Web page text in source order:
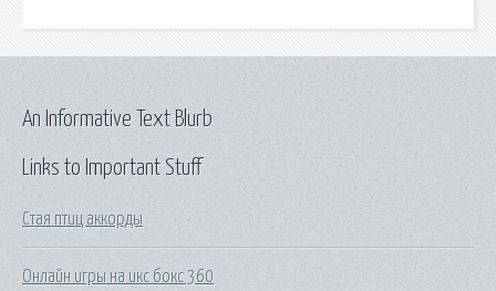
Links to Important Stuff
Стая птиц аккорды
Онлайн игры на икс бокс 360
An Informative Text Blurb